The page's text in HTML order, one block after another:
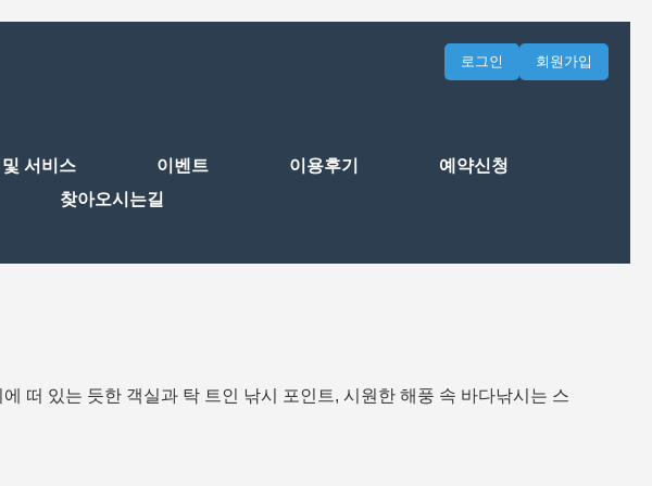
로그인 회원가입
서비스 이벤트 이용후기
예약신청
찾아오시는길
떠 있는 듯한 객실과 탁 트인 낚시 포인트, 시원한 해풍 속 바다낚시는 스